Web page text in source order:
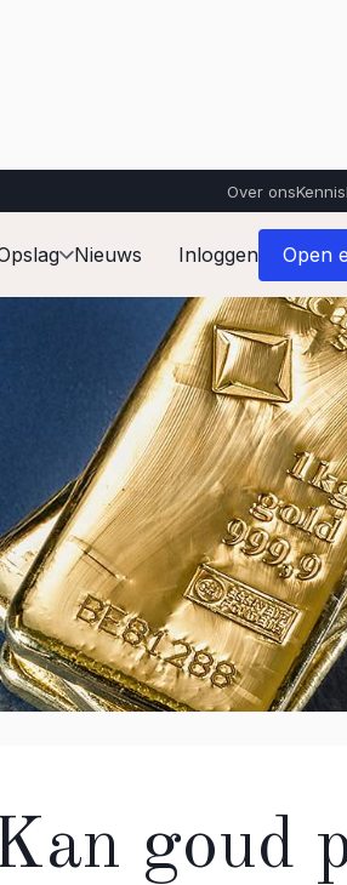
Over ons
Nieuws Inloggen Open
goud